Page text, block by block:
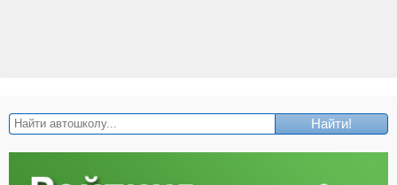
Найти!